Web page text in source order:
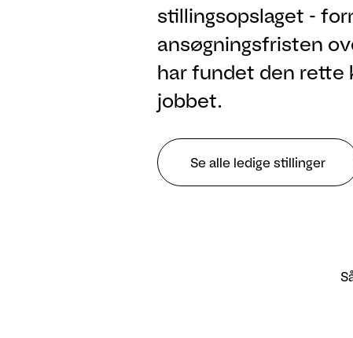
stillingsopslaget -
ansøgningsfristen
har fundet den rette
jobbet.
Se alle ledige stillinger